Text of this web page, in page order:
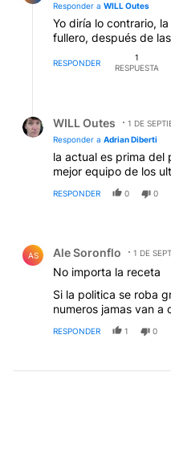
Responder a WILL Outes
Yo diría lo contrario,
fullero, después de
RESPONDER
1
RESPUESTA
WILL Outes
1 DE
Responder a Adrian Diberti
la actual es prima del
mejor equipo de los
RESPONDER 0 0
AS Ale Soronflo 1 DE
No importa la receta
Si la politica se roba
numeros jamas van a
RESPONDER 1 0